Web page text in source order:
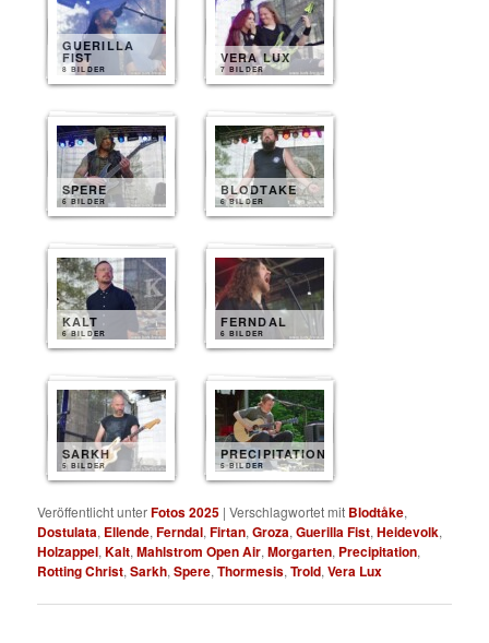
GUERILLA
FIST
8 BILDER
VERA LUX
7 BILDER
SPERE
6 BILDER
BLODTAKE
6 BILDER
KALT
6 BILDER
FERNDAL
6 BILDER
SARKH
5 BILDER
PRECIPITATION
5 BILDER
Veröffentlicht unterFotos 2025 |Verschlagwortet mit Blodtåke,
Dostulata, Ellende,Ferndal,Firtan,Groza,Guerilla Fist,Heidevolk,
Holzappel,Kalt,Mahlstrom Open Air,Morgarten, Precipitation,
Rotting Christ,Sarkh,Spere,Thormesis,Trold,Vera Lux